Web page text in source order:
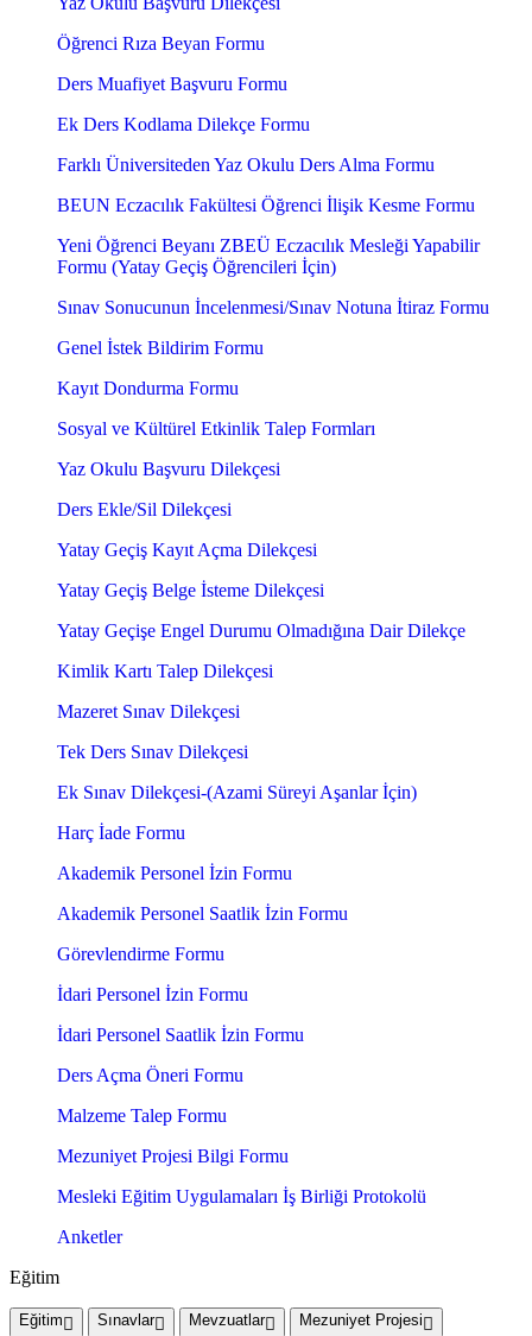
Öğrenci Rıza Beyan Formu
Ders Muafiyet Başvuru Formu
Ek Ders Kodlama Dilekçe Formu
Farklı Üniversiteden Yaz Okulu Ders Alma Formu
BEUN Eczacılık Fakültesi Öğrenci İlişik Kesme Formu
Yeni Öğrenci Beyanı ZBEÜ Eczacılık Mesleği Yapabilir
Formu (Yatay Geçiş Öğrencileri İçin)
Sınav Sonucunun İncelenmesi/Sınav Notuna İtiraz Formu
Genel İstek Bildirim Formu
Kayıt Dondurma Formu
Sosyal ve Kültürel Etkinlik Talep Formları
Yaz Okulu Başvuru Dilekçesi
Ders Ekle/Sil Dilekçesi
Yatay Geçiş Kayıt Açma Dilekçesi
Yatay Geçiş Belge İsteme Dilekçesi
Yatay Geçişe Engel Durumu Olmadığına Dair Dilekçe
Kimlik Kartı Talep Dilekçesi
Mazeret Sınav Dilekçesi
Tek Ders Sınav Dilekçesi
Ek Sınav Dilekçesi-(Azami Süreyi Aşanlar İçin)
Harç İade Formu
Akademik Personel İzin Formu
Akademik Personel Saatlik İzin Formu
Görevlendirme Formu
İdari Personel İzin Formu
İdari Personel Saatlik İzin Formu
Ders Açma Öneri Formu
Malzeme Talep Formu
Mezuniyet Projesi Bilgi Formu
Mesleki Eğitim Uygulamaları İş Birliği Protokolü
Anketler
Eğitim
Eğitim Sınavlar Mevzuatlar
Mezuniyet Projesi